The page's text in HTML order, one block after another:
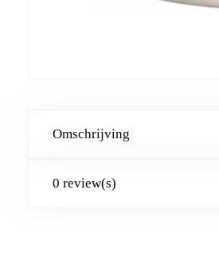
Omschrijving
0 review(s)